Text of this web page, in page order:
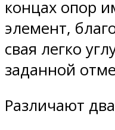
концах опор
элемент,
свая легко
заданной
Различают